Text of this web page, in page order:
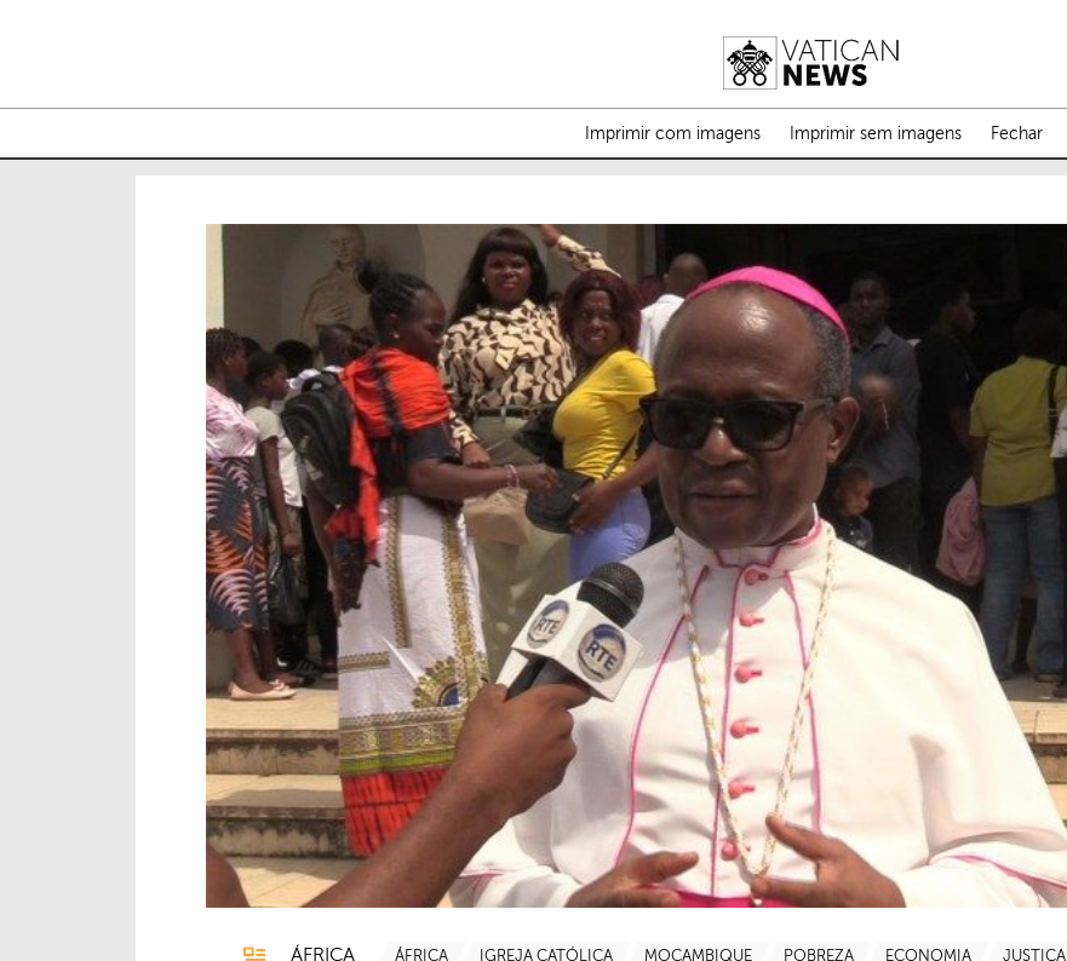
Imprimir com imagens Imprimir sem imagens Fechar
ÁFRICA ÁFRICA IGREJA CATÓLICA MOÇAMBIQUE POBREZA ECONOMIA JUSTIÇA